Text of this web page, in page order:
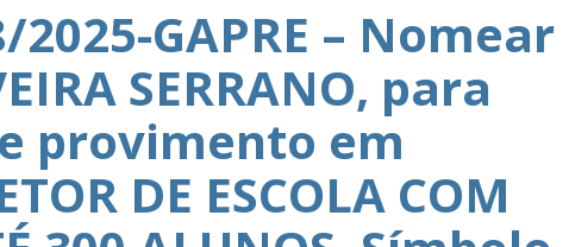
2025-GAPRE – Nomear
SERRANO, para
provimento em
DE ESCOLA COM